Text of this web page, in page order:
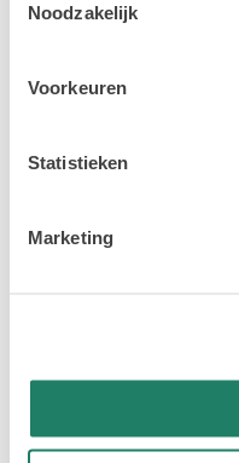
Noodzakelijk
Voorkeuren
Statistieken
Marketing